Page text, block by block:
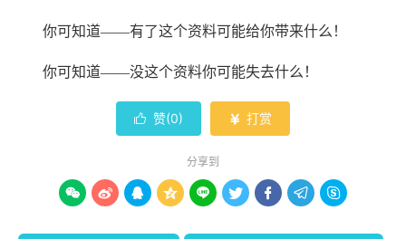
你可知道——有了这个资料可能给你带来什么！
你可知道——没这个资料你可能失去什么 ！
 赞(0)  打赏
分享到
        